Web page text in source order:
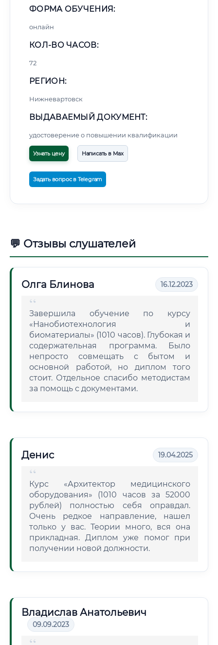
ФОРМА ОБУЧЕНИЯ:
онлайн
КОЛ-ВО ЧАСОВ:
72
РЕГИОН:
Нижневартовск
ВЫДАВАЕМЫЙ ДОКУМЕНТ:
удостоверение о повышении квалификации
Узнать цену Написать в Max
Задать вопрос в Telegram
💬 Отзывы слушателей
Олга Блинова 16.12.2023
Завершила обучение по курсу
«Нанобиотехнология и
биоматериалы» (1010 часов). Глубокая и
содержательная программа. Было
непросто совмещать с бытом и
основной работой, но диплом того
стоит. Отдельное спасибо методистам
за помощь с документами.
Денис 19.04.2025
Курс «Архитектор медицинского
оборудования» (1010 часов за 52000
рублей) полностью себя оправдал.
Очень редкое направление, нашел
только у вас. Теории много, вся она
прикладная. Диплом уже помог при
получении новой должности.
Владислав Анатольевич
09.09.2023